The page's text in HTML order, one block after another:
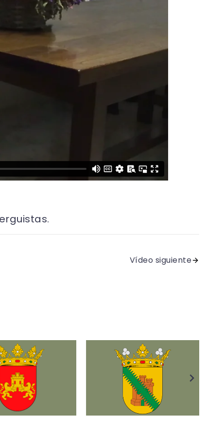
Vídeo siguiente